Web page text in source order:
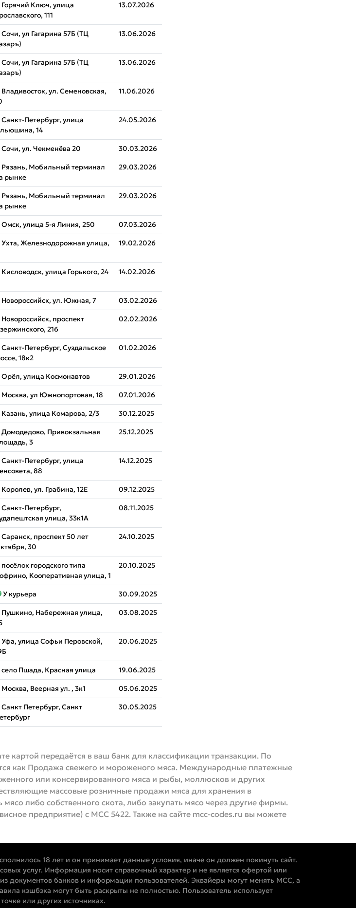
Горячий Ключ, улица
111
13.07.2026
Сочи, ул Гагарина 57Б (ТЦ
13.06.2026
Сочи, ул Гагарина 57Б (ТЦ
13.06.2026
Владивосток, ул. Семеновская,
11.06.2026
Санкт-Петербург, улица
14
24.05.2026
Сочи, ул. Чекменёва 20 30.03.2026
Рязань, Мобильный терминал
рынке
29.03.2026
Рязань, Мобильный терминал
рынке
29.03.2026
Омск, улица 5-я Линия, 250 07.03.2026
Ухта, Железнодорожная улица,
19.02.2026
Кисловодск, улица Горького, 24 14.02.2026
Новороссийск, ул. Южная, 7 03.02.2026
Новороссийск, проспект
216
02.02.2026
Санкт-Петербург, Суздальское
18к2
01.02.2026
Орёл, улица Космонавтов 29.01.2026
Москва, ул Южнопортовая, 18 07.01.2026
Казань, улица Комарова, 2/3 30.12.2025
Домодедово, Привокзальная
3
25.12.2025
Санкт-Петербург, улица
88
14.12.2025
Королев, ул. Грабина, 12Е 09.12.2025
Санкт-Петербург,
улица, 33к1А
08.11.2025
Саранск, проспект 50 лет
30
24.10.2025
посёлок городского типа
Кооперативная улица, 1
20.10.2025
У курьера 30.09.2025
Пушкино, Набережная улица,
03.08.2025
Уфа, улица Софьи Перовской,
20.06.2025
село Пшада, Красная улица 19.06.2025
Москва, Веерная ул. , 3к1 05.06.2025
Санкт Петербург, Санкт
30.05.2025
картой передаётся в ваш банк для классификации транзакции. По
как Продажа свежего и мороженого мяса. Международные платежные
или консервированного мяса и рыбы, моллюсков и других
массовые розничные продажи мяса для хранения в
либо собственного скота, либо закупать мясо через другие фирмы.
предприятие) с MCC 5422. Также на сайте mcc-codes.ru вы можете
18 лет и он принимает данные условия, иначе он должен покинуть сайт.
услуг. Информация носит справочный характер и не является офертой или
документов банков и информации пользователей. Эквайеры могут менять MCC, а
кэшбэка могут быть раскрыты не полностью. Пользователь использует
или других источниках.